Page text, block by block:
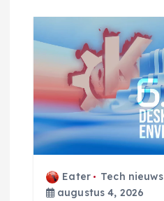
Eater
Tech nieuws
augustus 4, 2026